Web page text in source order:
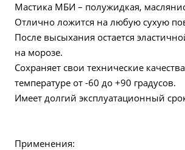
Мастика МБИ – полужидкая,
Отлично ложится на любую сухую
После высыхания остается
на морозе.
Сохраняет свои технические
температуре от -60 до +90 градусов.
Имеет долгий эксплуатационный
Применения: